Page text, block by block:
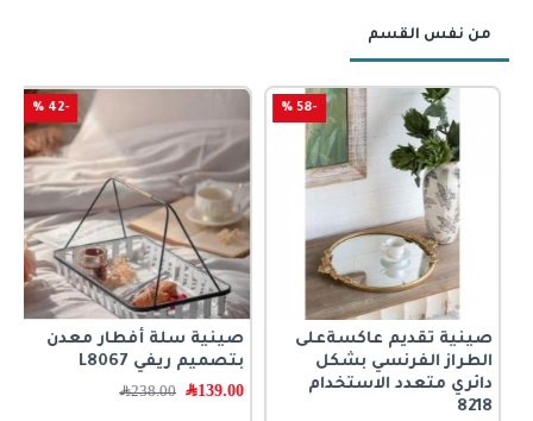
من نفس القسم
صينية تقديم عاكسةعلى
الطراز الفرنسي بشكل
دائري متعدد الاستخدام
8218
صينية سلة أفطار معدن
بتصميم ريفي L8067
139.00﷼ 238.00﷼